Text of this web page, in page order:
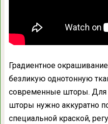
Градиентное
безликую однотонную
современные шторы. Для
шторы нужно аккуратно
специальной краской,